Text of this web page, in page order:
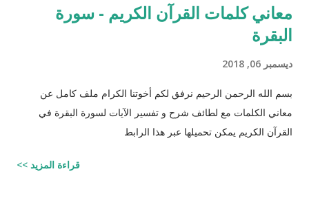
معاني كلمات القرآن الكريم - سورة
البقرة
ديسمبر 06, 2018
بسم الله الرحمن الرحيم نرفق لكم أخوتنا الكرام ملف كامل عن
معاني الكلمات مع لطائف شرح و تفسير الآيات لسورة البقرة في
القرآن الكريم يمكن تحميلها عبر هذا الرابط
قراءة المزيد >>